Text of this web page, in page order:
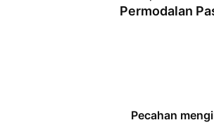
Permodalan
Pecahan